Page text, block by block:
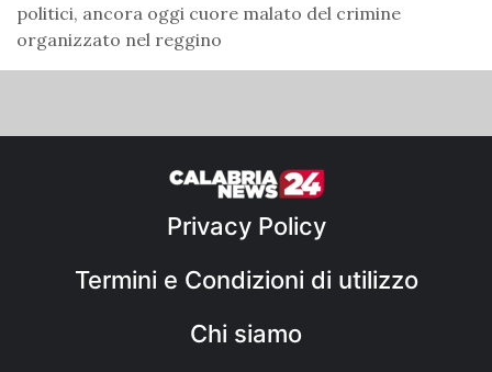
politici, ancora oggi cuore malato del crimine
organizzato nel reggino
Privacy Policy
Termini e Condizioni di utilizzo
Chi siamo